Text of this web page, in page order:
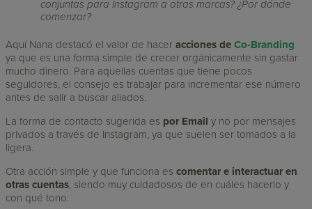
conjuntas para Instagram a otras marcas? ¿Por dónde
comenzar?
Aquí Nana destacó el valor de haceracciones deCo-Branding
ya que es una forma simple de crecer orgánicamente sin gastar
mucho dinero. Para aquellas cuentas que tiene pocos
seguidores, el consejo es trabajar para incrementar ese número
antes de salir a buscar aliados.
La forma de contacto sugerida es por Email y no por mensajes
privados a través de Instagram, ya que suelen ser tomados a la
ligera.
Otra acción simple y que funciona escomentar e interactuar en
otras cuentas, siendo muy cuidadosos de en cuáles hacerlo y
con qué tono.